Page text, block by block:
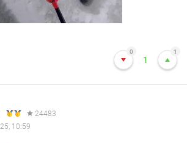
0
1
1
24483
10:59